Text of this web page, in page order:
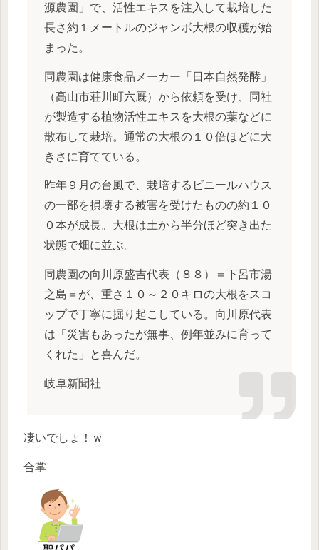
源農園」で、活性エキスを注入して栽培した
長さ約１メートルのジャンボ大根の収穫が始
まった。
同農園は健康食品メーカー「日本自然発酵」
（高山市荘川町六厩）から依頼を受け、同社
が製造する植物活性エキスを大根の葉などに
散布して栽培。通常の大根の１０倍ほどに大
きさに育てている。
昨年９月の台風で、栽培するビニールハウス
の一部を損壊する被害を受けたものの約１０
０本が成長。大根は土から半分ほど突き出た
状態で畑に並ぶ。
同農園の向川原盛吉代表（８８）＝下呂市湯
之島＝が、重さ１０～２０キロの大根をスコ
ップで丁寧に掘り起こしている。向川原代表
は「災害もあったが無事、例年並みに育って
くれた」と喜んだ。
岐阜新聞社
凄いでしょ！ｗ
合掌